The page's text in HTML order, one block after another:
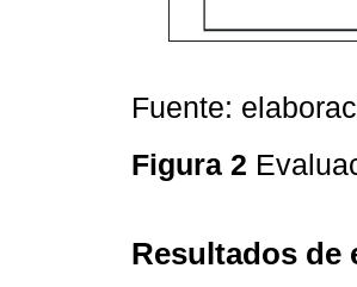
Fuente:
Figura 2
Resultados de